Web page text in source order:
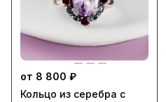
от 8 800 ₽
Кольцо из серебра с